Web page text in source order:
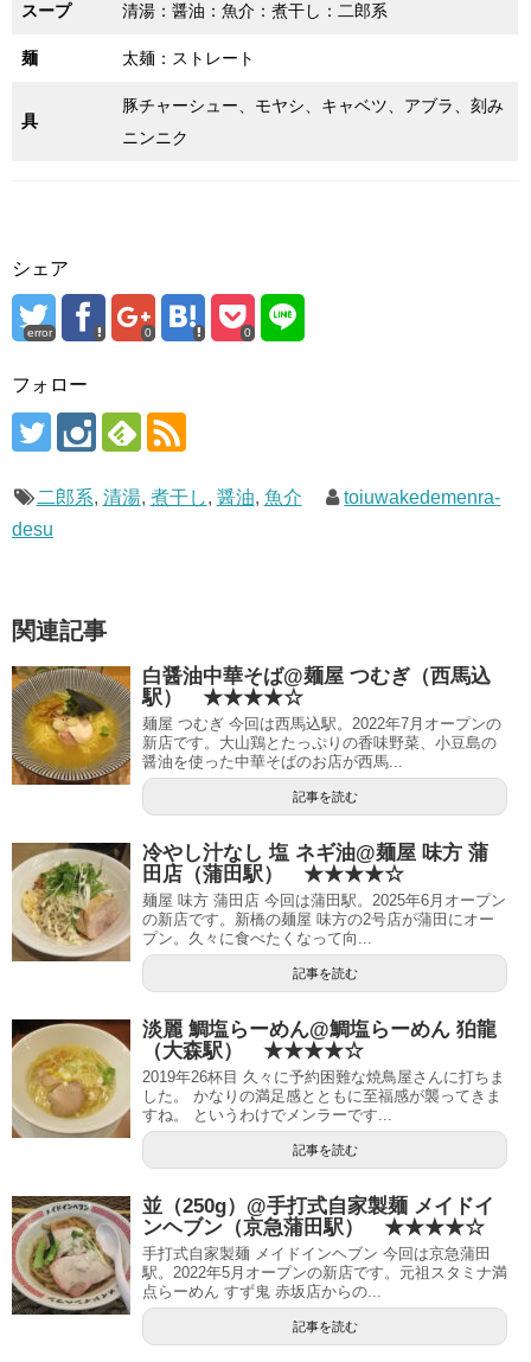
スープ 清湯：醤油：魚介：煮干し：二郎系
麺 太麺：ストレート
具
豚チャーシュー、モヤシ、キャベツ、アブラ、刻み
ニンニク
シェア
error 0 0
フォロー
二郎系, 清湯, 煮干し, 醤油, 魚介
toiuwakedemenra-
desu
関連記事
白醤油中華そば@麺屋 つむぎ（西馬込
駅） ★★★★☆
麺屋 つむぎ 今回は西馬込駅。2022年7月オープンの
新店です。大山鶏とたっぷりの香味野菜、小豆島の
醤油を使った中華そばのお店が西馬...
記事を読む
冷やし汁なし 塩 ネギ油@麺屋 味方 蒲
田店（蒲田駅） ★★★★☆
麺屋 味方 蒲田店 今回は蒲田駅。2025年6月オープン
の新店です。新橋の麺屋 味方の2号店が蒲田にオー
プン。久々に食べたくなって向...
記事を読む
淡麗 鯛塩らーめん@鯛塩らーめん 狛龍
（大森駅） ★★★★☆
2019年26杯目 久々に予約困難な焼鳥屋さんに打ちま
した。 かなりの満足感とともに至福感が襲ってきま
すね。 というわけでメンラーです...
記事を読む
並（250g）@手打式自家製麺 メイドイ
ンヘブン（京急蒲田駅） ★★★★☆
手打式自家製麺 メイドインヘブン 今回は京急蒲田
駅。2022年5月オープンの新店です。元祖スタミナ満
点らーめん すず鬼 赤坂店からの...
記事を読む